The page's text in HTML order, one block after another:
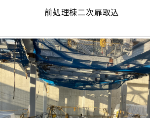
前処理棟二次扉取込